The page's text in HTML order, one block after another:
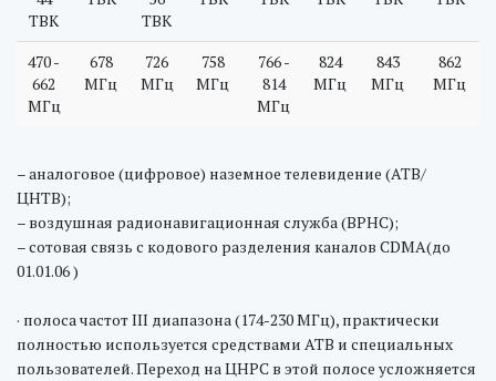
ТВК
ТВК
470 -
662
МГц
678
МГц
726
МГц
758
МГц
766 -
814
МГц
824
МГц
843
МГц
862
МГц
– аналоговое (цифровое) наземное телевидение (АТВ/
ЦНТВ);
– воздушная радионавигационная служба (ВРНС);
– сотовая связь с кодового разделения каналов CDMA(до
01.01.06 )
· полоса частот ІІІ диапазона (174-230 МГц), практически
полностью используется средствами АТВ и специальных
пользователей. Переход на ЦНРС в этой полосе усложняется